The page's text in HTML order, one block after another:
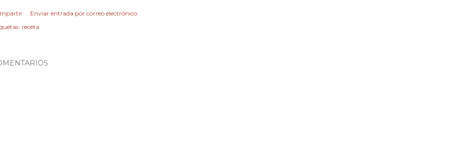
Enviar entrada por correo electrónico
receta